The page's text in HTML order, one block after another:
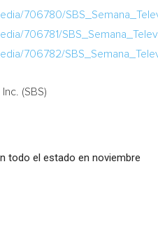
706780/
706781/
706782/
(SBS)
todo el estado en noviembre